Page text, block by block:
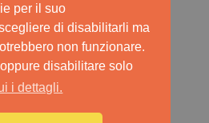
per il suo
di disabilitarli ma
non funzionare.
disabilitare solo
i dettagli.